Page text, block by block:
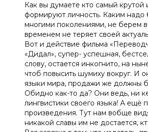
Как вы думаете кто самый
формируют личность. Каким надо
многими поколениями, не берем в
временем не теряет своей
Вот и действие фильма
«Дидал», супер- успешная,
слову, остается инкогнито, на
чтоб повысить шумиху вокруг. И
языки мира, продажи же должны
Обидно как-то да? Они ведь, ни
лингвистики своего языка! А
произведения. Тут нам вобще
никакой славы им не достается,